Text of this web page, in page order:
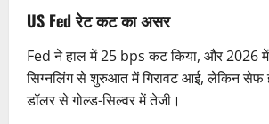
US Fed रेट कट का असर
Fed ने हाल में 25 bps कट किया, और 2026
सिग्नलिंग से शुरुआत में गिरावट आई, लेकिन सेफ
डॉलर से गोल्ड-सिल्वर में तेजी।